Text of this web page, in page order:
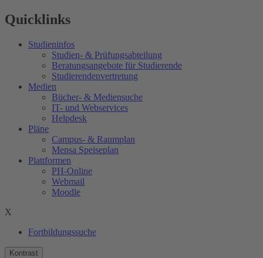
Quicklinks
Studieninfos
Studien- & Prüfungsabteilung
Beratungsangebote für Studierende
Studierendenvertretung
Medien
Bücher- & Mediensuche
IT- und Webservices
Helpdesk
Pläne
Campus- & Raumplan
Mensa Speiseplan
Plattformen
PH-Online
Webmail
Moodle
X
Fortbildungssuche
Kontrast